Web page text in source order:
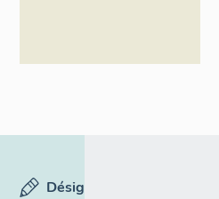
Désignation